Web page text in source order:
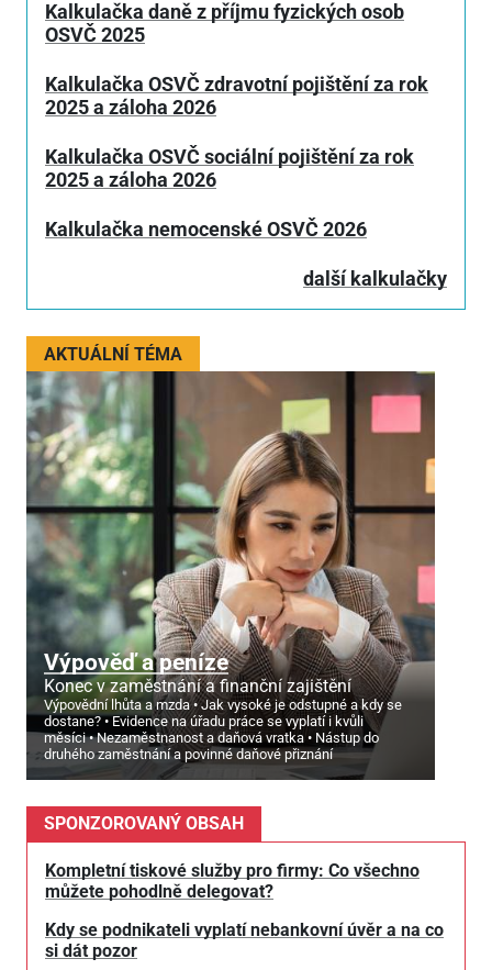
Kalkulačka daně z příjmu fyzických osob
OSVČ 2025
Kalkulačka OSVČ zdravotní pojištění za rok
2025 a záloha 2026
Kalkulačka OSVČ sociální pojištění za rok
2025 a záloha 2026
Kalkulačka nemocenské OSVČ 2026
další kalkulačky
AKTUÁLNÍ TÉMA
Výpověď a peníze
Konec v zaměstnání a finanční zajištění
Výpovědní lhůta a mzda
Jak vysoké je odstupné a kdy se
dostane?
Evidence na úřadu práce se vyplatí i kvůli
měsíci
Nezaměstnanost a daňová vratka
Nástup do
druhého zaměstnání a povinné daňové přiznání
SPONZOROVANÝ OBSAH
Kompletní tiskové služby pro firmy: Co všechno
můžete pohodlně delegovat?
Kdy se podnikateli vyplatí nebankovní úvěr a na co
si dát pozor